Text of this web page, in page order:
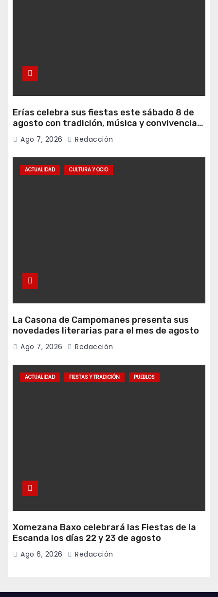
Erías celebra sus fiestas este sábado 8 de
agosto con tradición, música y convivencia
vecinal
Ago 7, 2026 Redacción
ACTUALIDAD CULTURA Y OCIO
La Casona de Campomanes presenta sus
novedades literarias para el mes de agosto
Ago 7, 2026 Redacción
ACTUALIDAD FIESTAS Y TRADICIÓN PUEBLOS
Xomezana Baxo celebrará las Fiestas de la
Escanda los días 22 y 23 de agosto
Ago 6, 2026 Redacción